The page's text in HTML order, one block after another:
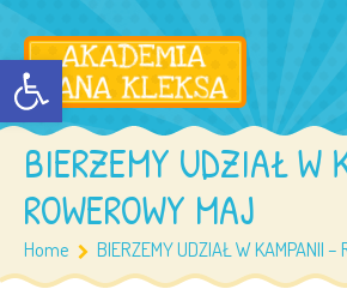
Otwórz pasek narzędzi
BIERZEMY UDZIAŁ W
ROWEROWY MAJ
Home BIERZEMY UDZIAŁ W KAMPANII –